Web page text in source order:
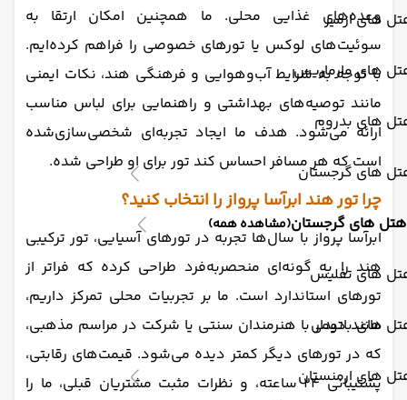
های ازمیر
های مارماریس
های بدروم
های گرجستان
هتل های گرجستان(مشاهده همه)
های تفلیس
های باتومی
های ارمنستان
وعده‌های غذایی محلی. ما همچنین امکان ارتقا به
سوئیت‌های لوکس یا تورهای خصوصی را فراهم کرده‌ایم.
با توجه به شرایط آب‌وهوایی و فرهنگی هند، نکات ایمنی
مانند توصیه‌های بهداشتی و راهنمایی برای لباس مناسب
ارائه می‌شود. هدف ما ایجاد تجربه‌ای شخصی‌سازی‌شده
است که هر مسافر احساس کند تور برای او طراحی شده.
چرا تور هند ابرآسا پرواز را انتخاب کنید؟
ابرآسا پرواز با سال‌ها تجربه در تورهای آسیایی، تور ترکیبی
هند را به گونه‌ای منحصربه‌فرد طراحی کرده که فراتر از
تورهای استاندارد است. ما بر تجربیات محلی تمرکز داریم،
مانند دیدار با هنرمندان سنتی یا شرکت در مراسم مذهبی،
که در تورهای دیگر کمتر دیده می‌شود. قیمت‌های رقابتی،
پشتیبانی ۲۴ ساعته، و نظرات مثبت مشتریان قبلی، ما را